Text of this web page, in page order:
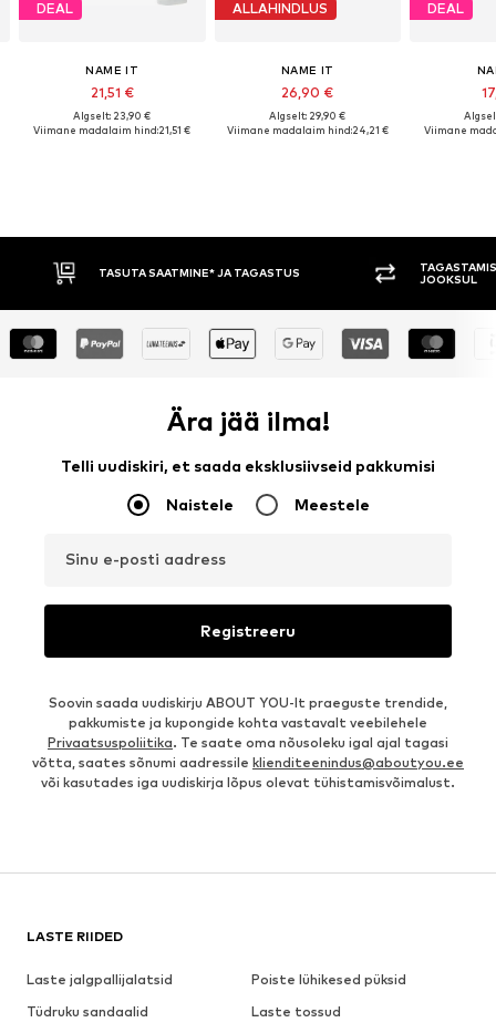
DEAL
NAME IT
21,51 €
Algselt: 23,90 €
Viimane madalaim hind:21,51 €
ALLAHINDLUS
NAME IT
26,90 €
Algselt: 29,90 €
Viimane madalaim hind:24,21 €
DEAL
Viimane
TASUTA SAATMINE* JA TAGASTUS
JOOKSUL
Ära jää ilma!
Telli uudiskiri, et saada eksklusiivseid pakkumisi
Naistele Meestele
Sinu e-posti aadress
Registreeru
Soovin saada uudiskirju ABOUT YOU-lt praeguste trendide,
pakkumiste ja kupongide kohta vastavalt veebilehele
Privaatsuspoliitika. Te saate oma nõusoleku igal ajal tagasi
võtta, saates sõnumi aadressile klienditeenindus@aboutyou.ee
või kasutades iga uudiskirja lõpus olevat tühistamisvõimalust.
LASTE RIIDED
Laste jalgpallijalatsid
Poiste lühikesed püksid
Tüdruku sandaalid
Laste tossud